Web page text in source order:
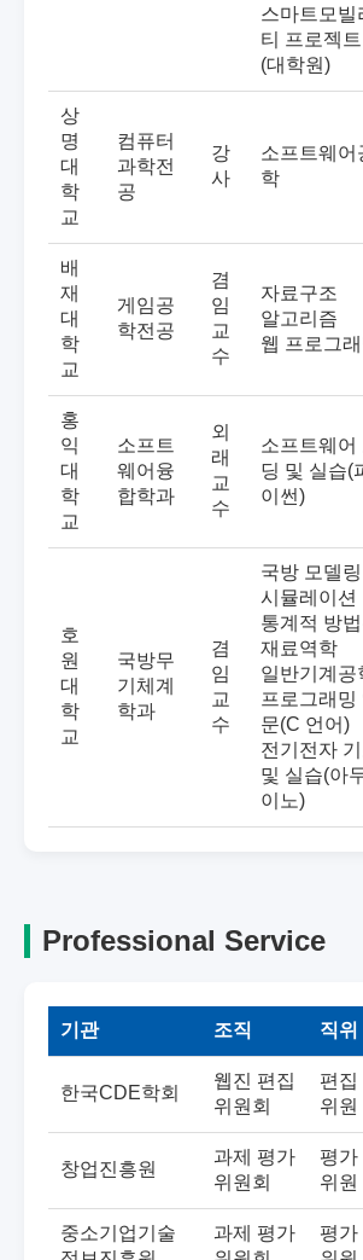
스마트모빌
티 프로젝트
(대학원)
상
명
대
학
교
컴퓨터
과학전
공
강
사
소프트웨어
학
배
재
대
학
교
게임공
학전공
겸
임
교
수
자료구조
알고리즘
웹 프로그
홍
익
대
학
교
소프트
웨어융
합학과
외
래
교
수
소프트웨어
딩 및 실습(
이썬)
호
원
대
학
교
국방무
기체계
학과
겸
임
교
수
국방 모델
시뮬레이션
통계적 방
재료역학
일반기계공
프로그래밍
문(C 언어)
전기전자
및 실습(아
이노)
Professional Service
기관 조직 직위
한국CDE학회
웹진 편집
위원회
편집
위원
창업진흥원
과제 평가
위원회
평가
위원
중소기업기술
과제 평가
평가